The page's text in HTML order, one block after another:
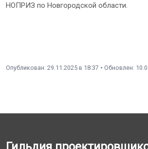
НОПРИЗ по Новгородской области.
Опубликован: 29.11.2025 в 18:37 • Обновлен: